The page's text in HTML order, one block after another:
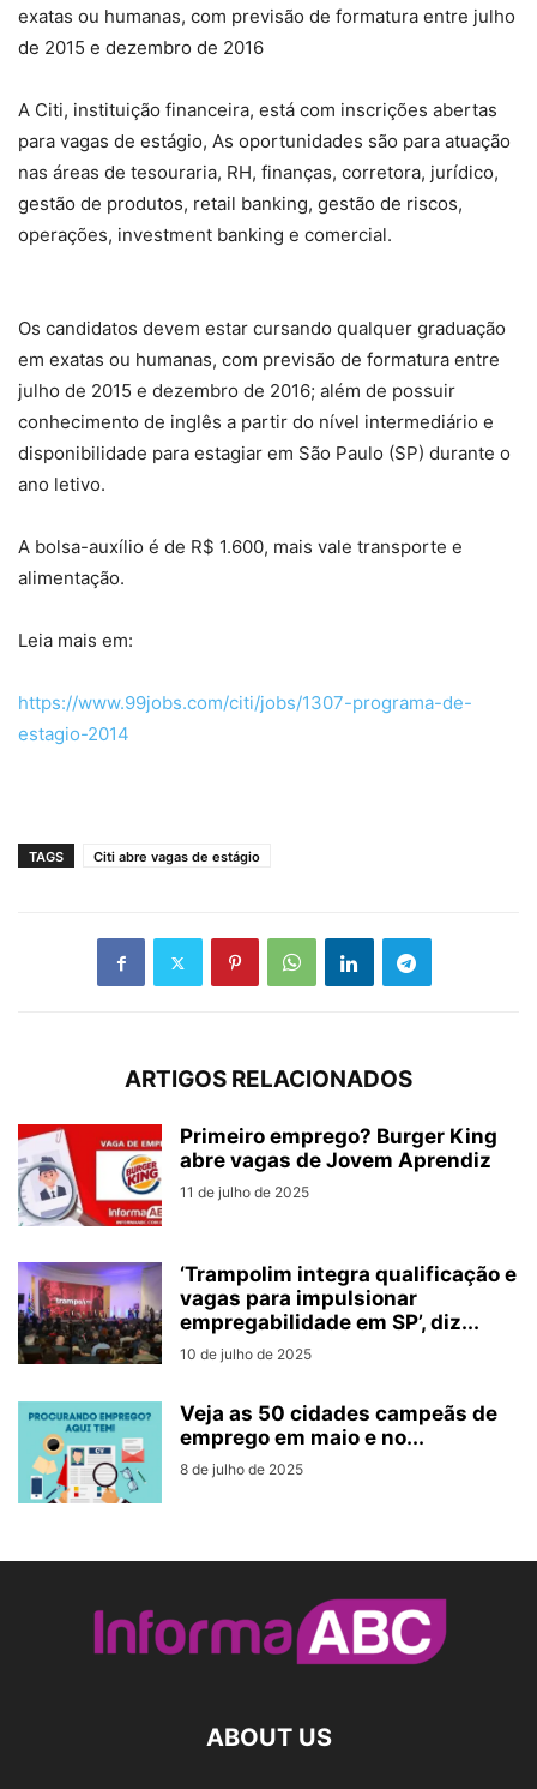
exatas ou humanas, com previsão de formatura entre julho
de 2015 e dezembro de 2016
A Citi, instituição financeira, está com inscrições abertas
para vagas de estágio, As oportunidades são para atuação
nas áreas de tesouraria, RH, finanças, corretora, jurídico,
gestão de produtos, retail banking, gestão de riscos,
operações, investment banking e comercial.
Os candidatos devem estar cursando qualquer graduação
em exatas ou humanas, com previsão de formatura entre
julho de 2015 e dezembro de 2016; além de possuir
conhecimento de inglês a partir do nível intermediário e
disponibilidade para estagiar em São Paulo (SP) durante o
ano letivo.
A bolsa-auxílio é de R$ 1.600, mais vale transporte e
alimentação.
Leia mais em:
https://www.99jobs.com/citi/jobs/1307-programa-de-
estagio-2014
TAGS Citi abre vagas de estágio
ARTIGOS RELACIONADOS
Primeiro emprego? Burger King
abre vagas de Jovem Aprendiz
11 de julho de 2025
‘Trampolim integra qualificação e
vagas para impulsionar
empregabilidade em SP’, diz...
10 de julho de 2025
Veja as 50 cidades campeãs de
emprego em maio e no...
8 de julho de 2025
ABOUT US